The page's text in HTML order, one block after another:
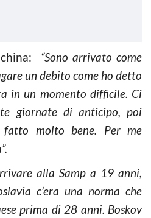
“Sono arrivato come
un debito come ho detto
in un momento difficile. Ci
giornate di anticipo, poi
fatto molto bene. Per me
alla Samp a 19 anni,
c’era una norma che
prima di 28 anni. Boskov